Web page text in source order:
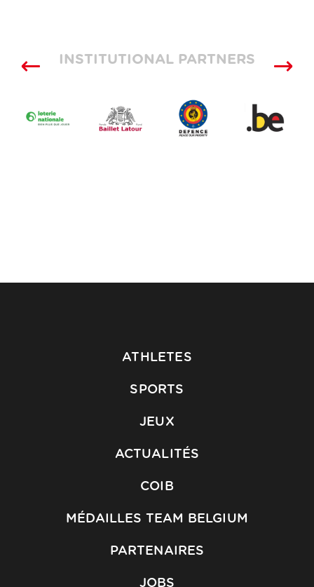
INSTITUTIONAL PARTNERS
ATHLETES
SPORTS
JEUX
ACTUALITÉS
COIB
MÉDAILLES TEAM BELGIUM
PARTENAIRES
JOBS